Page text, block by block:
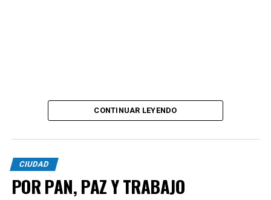
CONTINUAR LEYENDO
CIUDAD
POR PAN, PAZ Y TRABAJO